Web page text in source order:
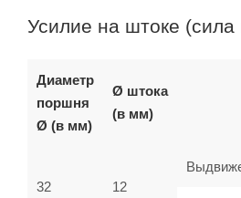
Усилие на штоке (сила
Диаметр
поршня
Ø (в мм)
Ø штока
(в мм)
32 12